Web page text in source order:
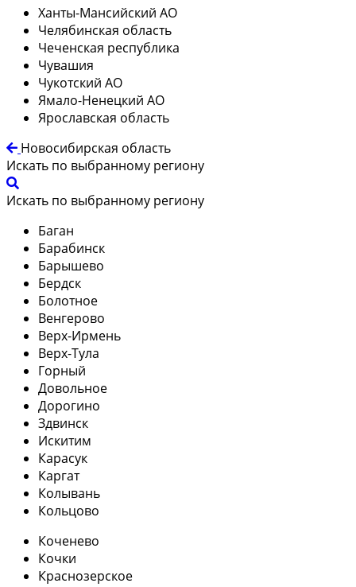
Ханты-Мансийский АО
Челябинская область
Чеченская республика
Чувашия
Чукотский АО
Ямало-Ненецкий АО
Ярославская область
Новосибирская область
Искать по выбранному региону
Искать по выбранному региону
Баган
Барабинск
Барышево
Бердск
Болотное
Венгерово
Верх-Ирмень
Верх-Тула
Горный
Довольное
Дорогино
Здвинск
Искитим
Карасук
Каргат
Колывань
Кольцово
Коченево
Кочки
Краснозерское